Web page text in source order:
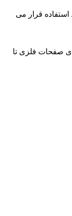
قرار می
صفحات فلزی تا